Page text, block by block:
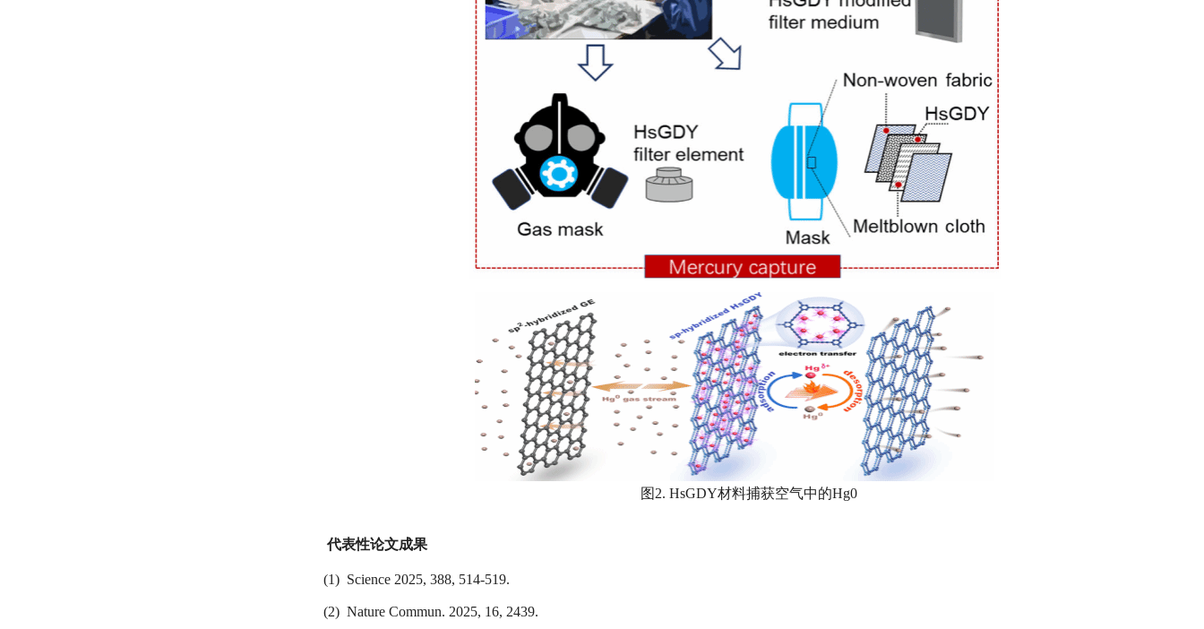
图2. HsGDY材料捕获空气中的Hg0
代表性论文成果
(1) Science 2025, 388, 514-519.
(2) Nature Commun. 2025, 16, 2439.